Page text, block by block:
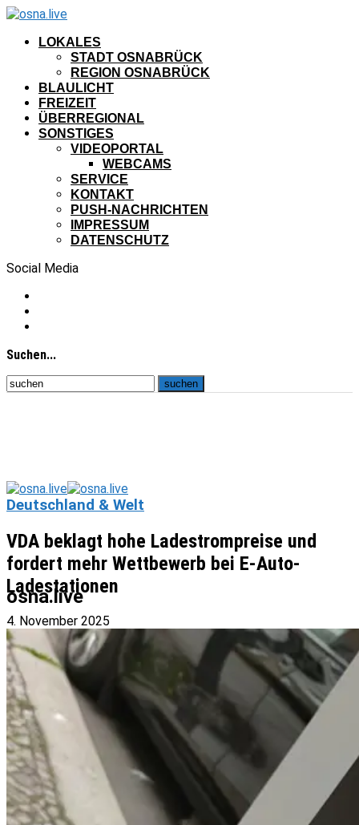
LOKALES
STADT OSNABRÜCK
REGION OSNABRÜCK
BLAULICHT
FREIZEIT
ÜBERREGIONAL
SONSTIGES
VIDEOPORTAL
WEBCAMS
SERVICE
KONTAKT
PUSH-NACHRICHTEN
IMPRESSUM
DATENSCHUTZ
Social Media
Suchen...
osna.live
Deutschland & Welt
VDA beklagt hohe Ladestrompreise und
fordert mehr Wettbewerb bei E-Auto-
Ladestationen
4. November 2025